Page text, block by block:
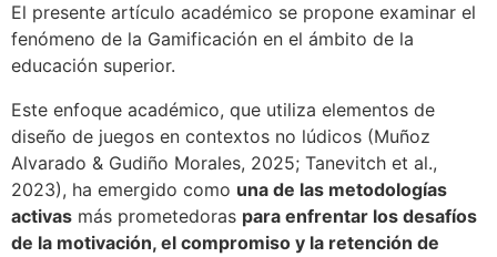
El presente artículo académico se propone examinar el
fenómeno de la Gamificación en el ámbito de la
educación superior.
Este enfoque académico, que utiliza elementos de
diseño de juegos en contextos no lúdicos (Muñoz
Alvarado & Gudiño Morales, 2025; Tanevitch et al.,
2023), ha emergido como una de las metodologías
activas más prometedoras para enfrentar los desafíos
de la motivación, el compromiso y la retención de